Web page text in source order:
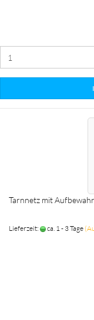
Tarnnetz mit
Lieferzeit: ca. 1 - 3 Tage